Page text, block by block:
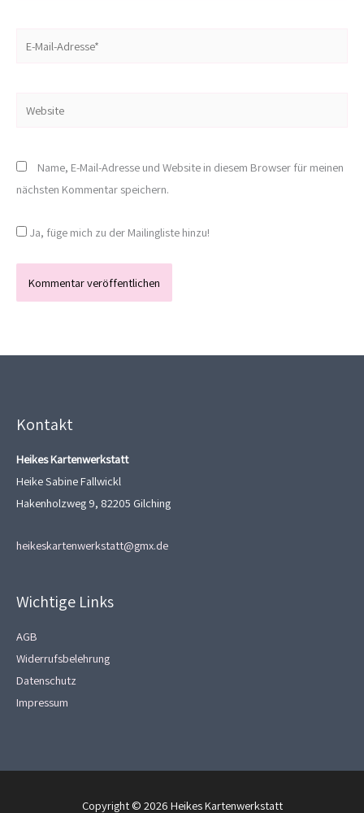
Name, E-Mail-Adresse und Website in diesem Browser für meinen
nächsten Kommentar speichern.
Ja, füge mich zu der Mailingliste hinzu!
Kontakt
Heikes Kartenwerkstatt
Heike Sabine Fallwickl
Hakenholzweg 9, 82205 Gilching
heikeskartenwerkstatt@gmx.de
Wichtige Links
AGB
Widerrufsbelehrung
Datenschutz
Impressum
Copyright © 2026 Heikes Kartenwerkstatt